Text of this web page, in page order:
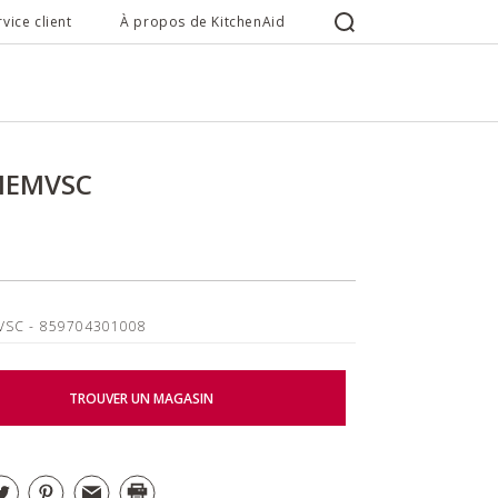
client À propos de KitchenAid
- 859704301008
TROUVER UN MAGASIN